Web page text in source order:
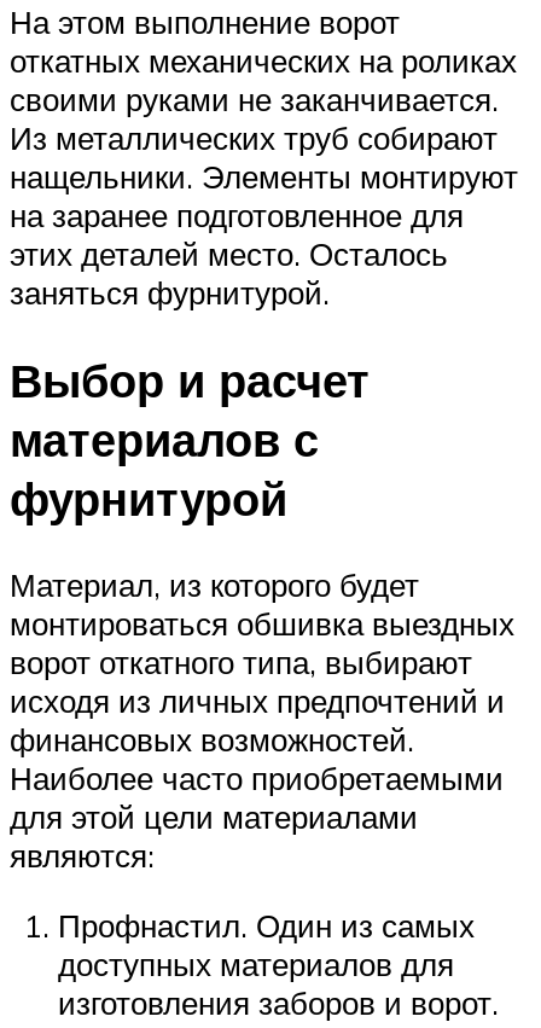
На этом выполнение ворот
откатных механических на роликах
своими руками не заканчивается.
Из металлических труб собирают
нащельники. Элементы монтируют
на заранее подготовленное для
этих деталей место. Осталось
заняться фурнитурой.
Выбор и расчет
материалов с
фурнитурой
Материал, из которого будет
монтироваться обшивка выездных
ворот откатного типа, выбирают
исходя из личных предпочтений и
финансовых возможностей.
Наиболее часто приобретаемыми
для этой цели материалами
являются:
Профнастил. Один из самых
доступных материалов для
изготовления заборов и ворот.